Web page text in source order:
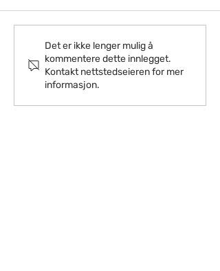
Ny AFP i privat sektor-
hva skjer?
Det er ikke lenger mulig å
kommentere dette innlegget.
Kontakt nettstedseieren for mer
informasjon.